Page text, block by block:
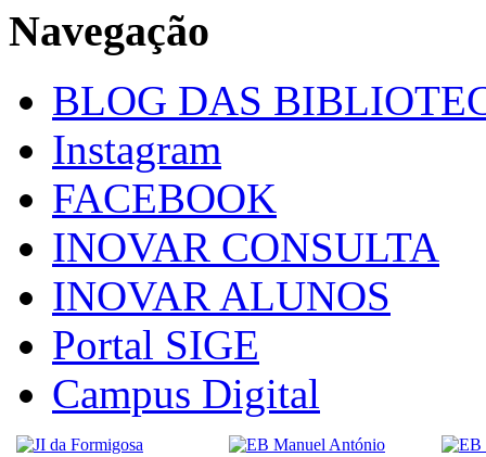
Navegação
BLOG DAS
Instagram
FACEBOOK
INOVAR CONSULTA
INOVAR ALUNOS
Portal SIGE
Campus Digital